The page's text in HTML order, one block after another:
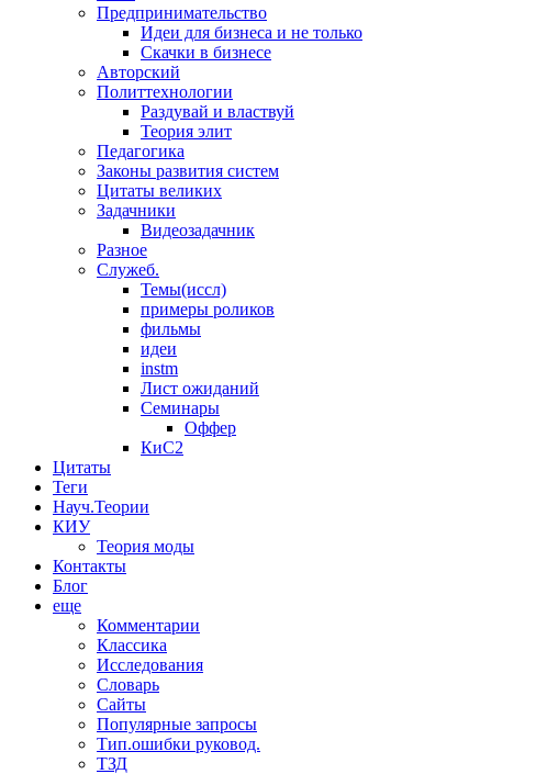
Предпринимательство
Идеи для бизнеса и не только
Скачки в бизнесе
Авторский
Политтехнологии
Раздувай и властвуй
Теория элит
​Педагогика
Законы развития систем
Цитаты великих
Задачники
Видеозадачник
Разное
Служеб.
Темы(иссл)
примеры роликов
фильмы
идеи
instm
Лист ожиданий
Семинары
Оффер
КиС2
Цитаты
Теги
Науч.Теории
КИУ
Теория моды
Контакты
Блог
еще
Комментарии
Классика
Исследования
Словарь
Сайты
Популярные запросы
Тип.ошибки руковод.
ТЗД